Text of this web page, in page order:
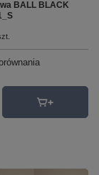
BALL BLACK